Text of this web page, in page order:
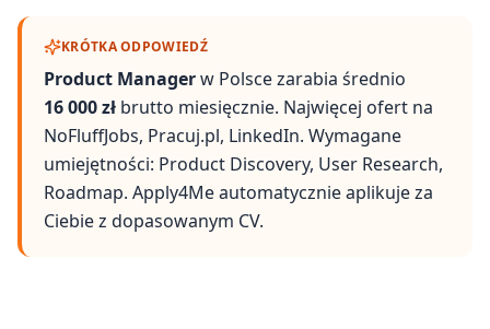
KRÓTKA ODPOWIEDŹ
Product Managerw Polsce zarabia średnio
16 000 zł brutto miesięcznie. Najwięcej ofert na
NoFluffJobs, Pracuj.pl, LinkedIn. Wymagane
umiejętności: Product Discovery, User Research,
Roadmap. Apply4Me automatycznie aplikuje za
Ciebie z dopasowanym CV.